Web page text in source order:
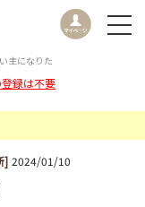
主になりた
録は不要
] 2024/01/10